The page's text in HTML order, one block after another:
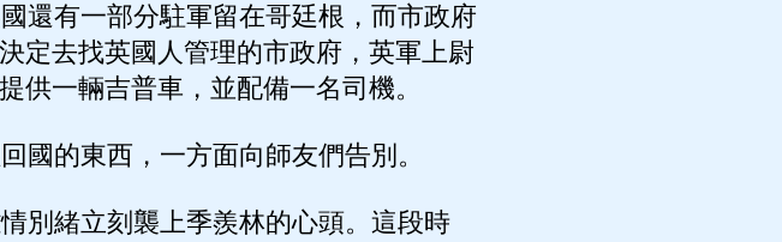
還有一部分駐軍留在哥廷根，而市政府
定去找英國人管理的市政府，英軍上尉
供一輛吉普車，並配備一名司機。
的東西，一方面向師友們告別。
別緒立刻襲上季羨林的心頭。這段時